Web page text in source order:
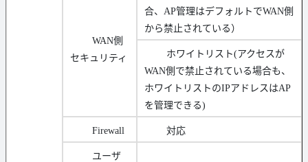
WAN側
セキュリティ
合、AP管理はデフォルトでWAN側
から禁止されている）
ホワイトリスト(アクセスが
WAN側で禁止されている場合も、
ホワイトリストのIPアドレスはAP
を管理できる)
Firewall 対応
ユーザ